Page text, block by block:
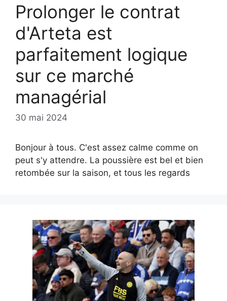
Prolonger le contrat
d'Arteta est
parfaitement logique
sur ce marché
managérial
30 mai 2024
Bonjour à tous. C'est assez calme comme on
peut s'y attendre. La poussière est bel et bien
retombée sur la saison, et tous les regards